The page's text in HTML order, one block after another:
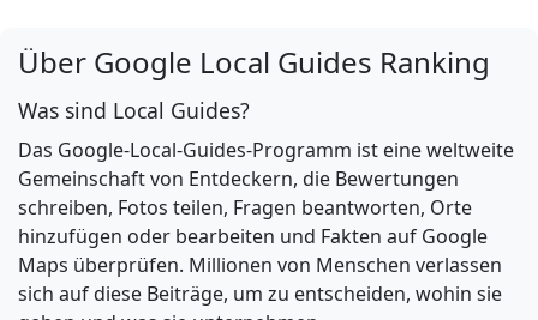
Über Google Local Guides Ranking
Was sind Local Guides?
Das Google-Local-Guides-Programm ist eine weltweite
Gemeinschaft von Entdeckern, die Bewertungen
schreiben, Fotos teilen, Fragen beantworten, Orte
hinzufügen oder bearbeiten und Fakten auf Google
Maps überprüfen. Millionen von Menschen verlassen
sich auf diese Beiträge, um zu entscheiden, wohin sie